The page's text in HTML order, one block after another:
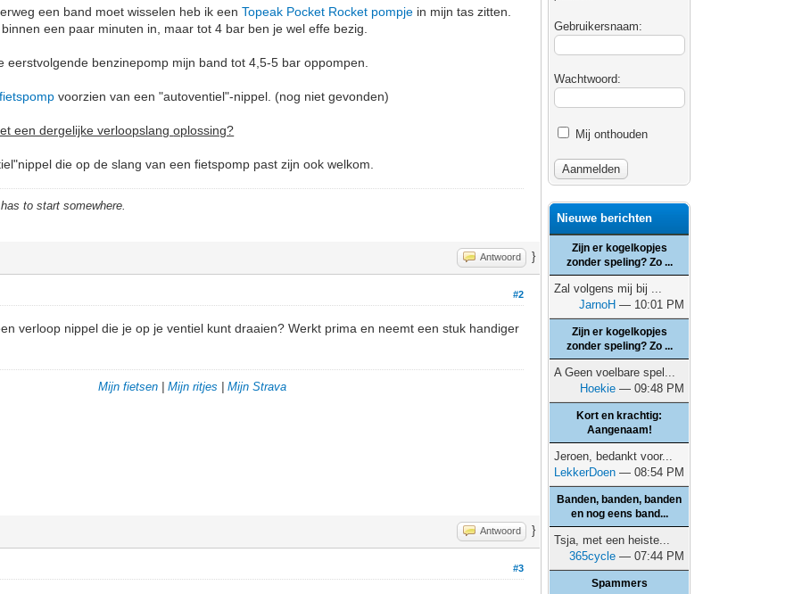
een band moet wisselen heb ik eenTopeak Pocket Rocket pompje in mijn tas zitten.
een paar minuten in, maar tot 4 bar ben je wel effe bezig.
eerstvolgende benzinepomp mijn band tot 4,5-5 bar oppompen.
voorzien van een "autoventiel"-nippel. (nog niet gevonden)
een dergelijke verloopslangoplossing?
die op de slang van een fietspomp past zijn ook welkom.
to start somewhere.
Antwoord }
#2
verloop nippel die je op je ventiel kunt draaien? Werkt prima en neemt een stuk handiger
Mijn fietsen| Mijn ritjes Mijn Strava
Antwoord }
#3
Gebruikersnaam:
Wachtwoord:
Mij onthouden
Nieuwe berichten
Zijn er kogelkopjes
zonder speling? Zo ...
Zal volgens mij bij ...
JarnoH — 10:01 PM
Zijn er kogelkopjes
zonder speling? Zo ...
A Geen voelbare spel...
Hoekie — 09:48 PM
Kort en krachtig:
Aangenaam!
Jeroen, bedankt voor...
LekkerDoen — 08:54 PM
Banden, banden, banden
en nog eens band...
Tsja, met een heiste...
365cycle — 07:44 PM
Spammers